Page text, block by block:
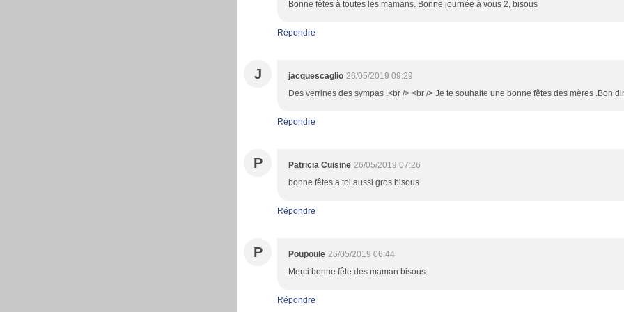
Bonne fêtes à toutes les mamans. Bonne journée à vous 2, bisous
Répondre
J jacquescaglio 26/05/2019 09:29
Des verrines des sympas .<br /> <br /> Je te souhaite une bonne fêtes des mères .Bon
Répondre
P Patricia Cuisine 26/05/2019 07:26
bonne fêtes a toi aussi gros bisous
Répondre
P Poupoule 26/05/2019 06:44
Merci bonne fête des maman bisous
Répondre